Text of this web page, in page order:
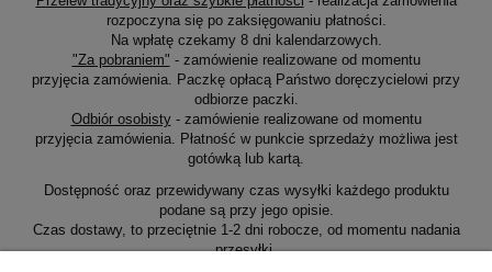
rozpoczyna się po zaksięgowaniu płatności.
Na wpłatę czekamy 8 dni kalendarzowych.
"Za pobraniem" - zamówienie realizowane od momentu
przyjęcia zamówienia. Paczkę opłacą Państwo doręczycielowi przy
odbiorze paczki.
Odbiór osobisty- zamówienie realizowane od momentu
przyjęcia zamówienia. Płatność w punkcie sprzedaży możliwa jest
gotówką lub kartą.
Dostępność oraz przewidywany czas wysyłki każdego produktu
podane są przy jego opisie.
Czas dostawy, to przeciętnie 1-2 dni robocze, od momentu nadania
przesyłki.